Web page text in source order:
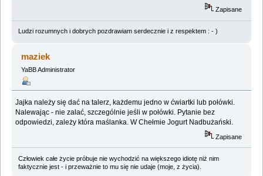
Zapisane
Ludzi rozumnych i dobrych pozdrawiam serdecznie i z respektem : - )
maziek
YaBB Administrator
Jajka należy się dać na talerz, każdemu jedno w ćwiartki lub połówki.
Nalewając - nie zalać, szczególnie jeśli w połówki. Pytanie bez
odpowiedzi, zależy która maślanka. W Chełmie Jogurt Nadbużański.
Zapisane
Człowiek całe życie próbuje nie wychodzić na większego idiotę niż nim
faktycznie jest - i przeważnie to mu się nie udaje (moje, z życia).